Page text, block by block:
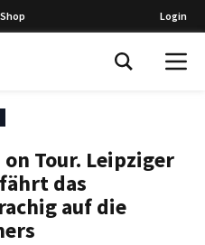
Shop Login
Tour. Leipziger
das
auf die